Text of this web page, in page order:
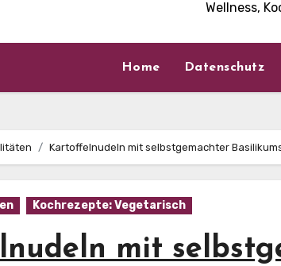
Wellness,
Home Datenschutz
Kartoffelnudeln mit selbstgemachter
Kochrezepte: Vegetarisch
mit